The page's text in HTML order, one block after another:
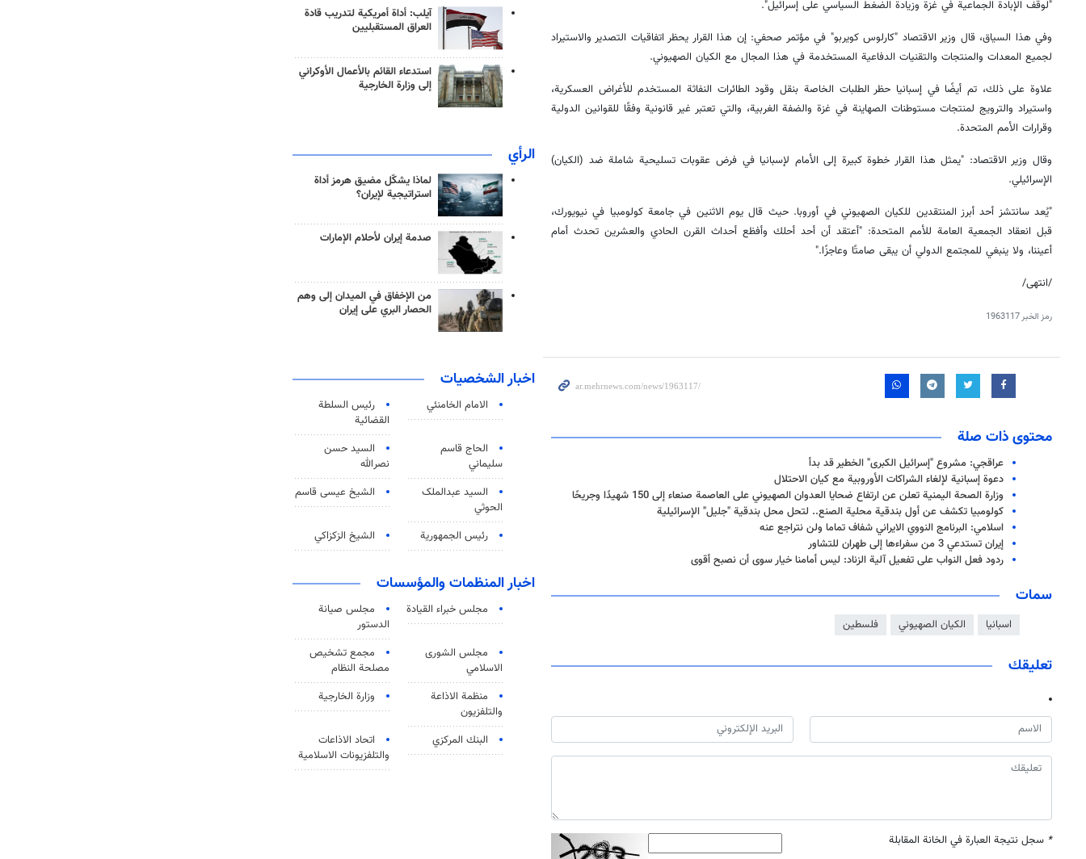
"لوقف الإبادة الجماعية في غزة وزيادة الضغط السياسي على إسرائيل".
وفي هذا السياق، قال وزير الاقتصاد "كارلوس كويربو" في مؤتمر صحفي: إن هذا القرار يحظر اتفاقيات التصدير والاستيراد
لجميع المعدات والمنتجات والتقنيات الدفاعية المستخدمة في هذا المجال مع الكيان الصهيوني.
علاوة على ذلك، تم أيضًا في إسبانيا حظر الطلبات الخاصة بنقل وقود الطائرات النفاثة المستخدم للأغراض العسكرية،
واستيراد والترويج لمنتجات مستوطنات الصهاينة في غزة والضفة الغربية، والتي تعتبر غير قانونية وفقًا للقوانين الدولية
وقرارات الأمم المتحدة.
وقال وزير الاقتصاد: "يمثل هذا القرار خطوة كبيرة إلى الأمام لإسبانيا في فرض عقوبات تسليحية شاملة ضد (الكيان)
الإسرائيلي.
"يُعد سانتشز أحد أبرز المنتقدين للكيان الصهيوني في أوروبا. حيث قال يوم الاثنين في جامعة كولومبيا في نيويورك،
قبل انعقاد الجمعية العامة للأمم المتحدة: "أعتقد أن أحد أحلك وأفظع أحداث القرن الحادي والعشرين تحدث أمام
أعيننا، ولا ينبغي للمجتمع الدولي أن يبقى صامتًا وعاجزًا."
/انتهى/
رمز الخبر1963117
محتوى ذات صلة
عراقجي: مشروع "إسرائيل الكبرى" الخطير قد بدأ
دعوة إسبانية لإلغاء الشراكات الأوروبية مع كيان الاحتلال
وزارة الصحة اليمنية تعلن عن ارتفاع ضحايا العدوان الصهيوني على العاصمة صنعاء إلى 150 شهيدًا وجريحًا
كولومبيا تكشف عن أول بندقية محلية الصنع.. لتحل محل بندقية "جليل" الإسرائيلية
اسلامي: البرنامج النووي الايراني شفاف تماما ولن نتراجع عنه
إيران تستدعي 3 من سفراءها إلى طهران للتشاور
ردود فعل النواب على تفعيل آلية الزناد: ليس أمامنا خيار سوى أن نصبح أقوى
سمات
اسبانيا الكيان الصهيوني فلسطين
تعليقك
* سجل نتيجة العبارة في الخانة المقابلة
آيلب: أداة أمريكية لتدريب قادة
العراق المستقبليين
استدعاء القائم بالأعمال الأوكراني
إلى وزارة الخارجية
الرأي
لماذا يشكّل مضيق هرمز أداة
استراتيجية لإيران؟
صدمة إيران لأحلام الإمارات
من الإخفاق في الميدان إلى وهم
الحصار البري على إيران
اخبار الشخصيات
الامام الخامنئي
رئیس السلطة
القضائیة
الحاج قاسم
سليماني
السيد حسن
نصرالله
السید عبدالملک
الحوثي
الشيخ عيسى قاسم
رئيس الجمهورية الشيخ الزكزاكي
اخبار المنظمات والمؤسسات
مجلس خبراء القيادة
مجلس صيانة
الدستور
مجلس الشورى
الاسلامي
مجمع تشخيص
مصلحة النظام
منظمة الاذاعة
والتلفزیون
وزارة الخارجية
البنك المركزي
اتحاد الاذاعات
والتلفزيونات الاسلامية